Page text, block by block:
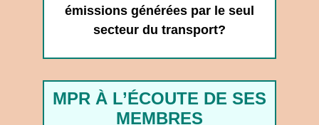
émissions générées par le seul
secteur du transport?
MPR À L’ÉCOUTE DE SES
MEMBRES